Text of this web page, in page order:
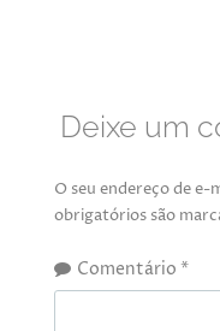
Deixe um
O seu endereço de e-
obrigatórios são
Comentário *